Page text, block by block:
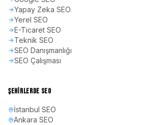
Yapay Zeka SEO
Yerel SEO
E-Ticaret SEO
Teknik SEO
SEO Danışmanlığı
SEO Çalışması
ŞEHIRLERDE SEO
İstanbul SEO
Ankara SEO